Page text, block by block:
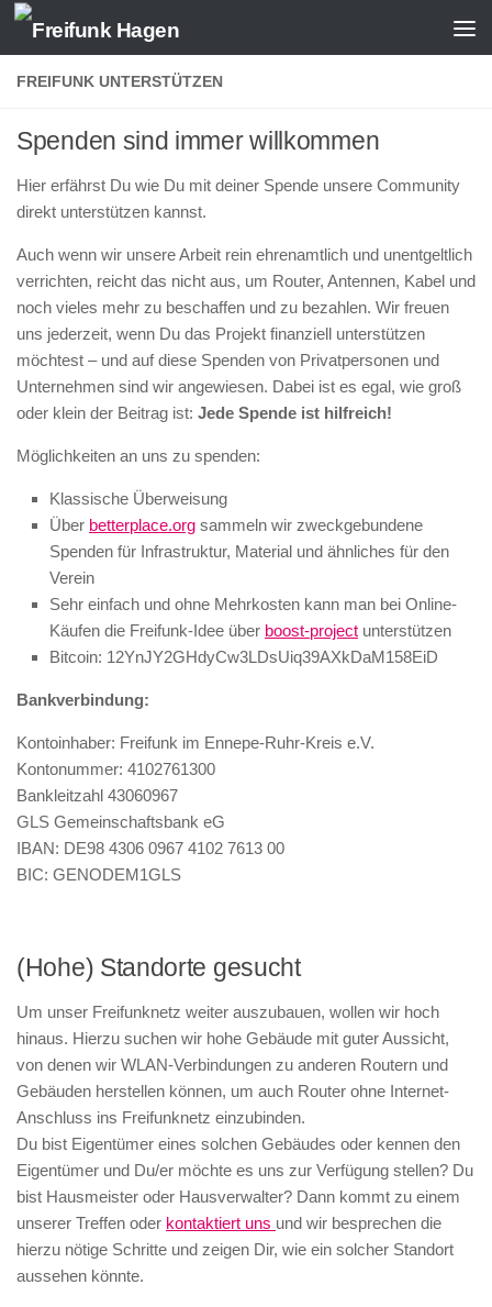
Zum Inhalt springen
FREIFUNK UNTERSTÜTZEN
Spenden sind immer willkommen
Hier erfährst Du wie Du mit deiner Spende unsere Community
direkt unterstützen kannst.
Auch wenn wir unsere Arbeit rein ehrenamtlich und unentgeltlich
verrichten, reicht das nicht aus, um Router, Antennen, Kabel und
noch vieles mehr zu beschaffen und zu bezahlen. Wir freuen
uns jederzeit, wenn Du das Projekt finanziell unterstützen
möchtest – und auf diese Spenden von Privatpersonen und
Unternehmen sind wir angewiesen. Dabei ist es egal, wie groß
oder klein der Beitrag ist: Jede Spende ist hilfreich!
Möglichkeiten an uns zu spenden:
Klassische Überweisung
Über betterplace.org sammeln wir zweckgebundene
Spenden für Infrastruktur, Material und ähnliches für den
Verein
Sehr einfach und ohne Mehrkosten kann man bei Online-
Käufen die Freifunk-Idee über boost-project unterstützen
Bitcoin: 12YnJY2GHdyCw3LDsUiq39AXkDaM158EiD
Bankverbindung:
Kontoinhaber: Freifunk im Ennepe-Ruhr-Kreis e.V.
Kontonummer: 4102761300
Bankleitzahl 43060967
GLS Gemeinschaftsbank eG
IBAN: DE98 4306 0967 4102 7613 00
BIC: GENODEM1GLS
(Hohe) Standorte gesucht
Um unser Freifunknetz weiter auszubauen, wollen wir hoch
hinaus. Hierzu suchen wir hohe Gebäude mit guter Aussicht,
von denen wir WLAN-Verbindungen zu anderen Routern und
Gebäuden herstellen können, um auch Router ohne Internet-
Anschluss ins Freifunknetz einzubinden.
Du bist Eigentümer eines solchen Gebäudes oder kennen den
Eigentümer und Du/er möchte es uns zur Verfügung stellen? Du
bist Hausmeister oder Hausverwalter? Dann kommt zu einem
unserer Treffen oder kontaktiert uns und wir besprechen die
hierzu nötige Schritte und zeigen Dir, wie ein solcher Standort
aussehen könnte.